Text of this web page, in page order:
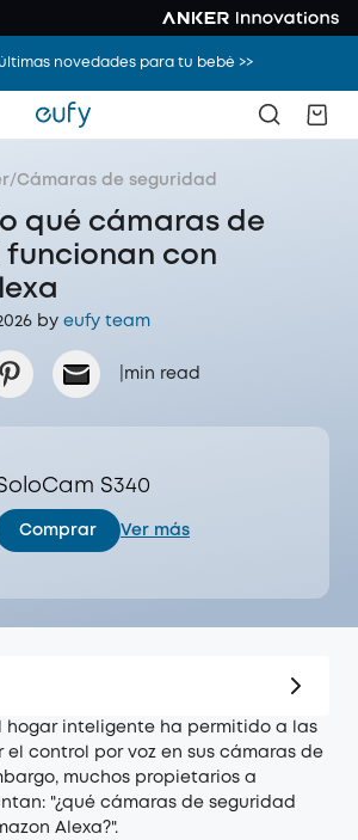
novedades para tu bebé >>
/Cámaras de seguridad
qué cámaras de
funcionan con
by eufy team
min read
S340
Comprar Ver más
hogar inteligente ha permitido a las
el control por voz en sus cámaras de
muchos propietarios a
"¿qué cámaras de seguridad
Alexa?".